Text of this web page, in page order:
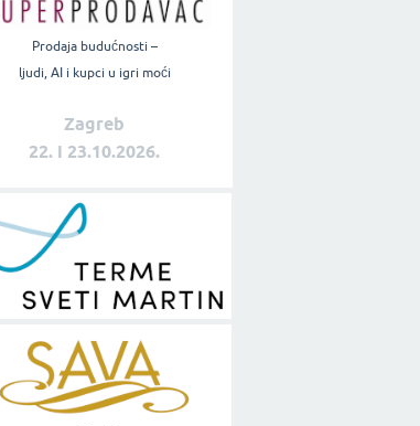
Prodaja budućnosti –
ljudi, AI i kupci u igri moći
Zagreb
22. i 23.10.2026.